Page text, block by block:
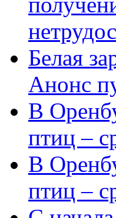
Белая
Анонс
В
птиц –
В
птиц –